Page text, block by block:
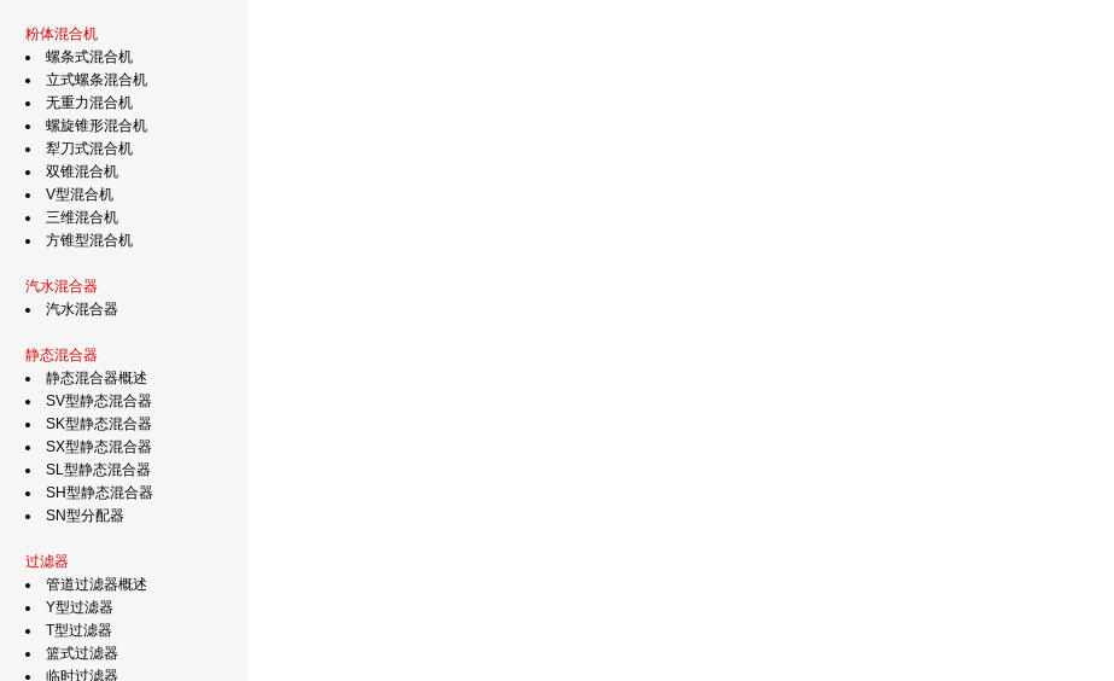
粉体混合机
螺条式混合机
立式螺条混合机
无重力混合机
螺旋锥形混合机
犁刀式混合机
双锥混合机
V型混合机
三维混合机
方锥型混合机
汽水混合器
汽水混合器
静态混合器
静态混合器概述
SV型静态混合器
SK型静态混合器
SX型静态混合器
SL型静态混合器
SH型静态混合器
SN型分配器
过滤器
管道过滤器概述
Y型过滤器
T型过滤器
篮式过滤器
临时过滤器